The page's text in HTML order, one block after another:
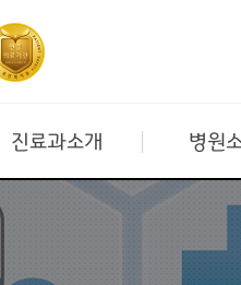
진료과소개 병원